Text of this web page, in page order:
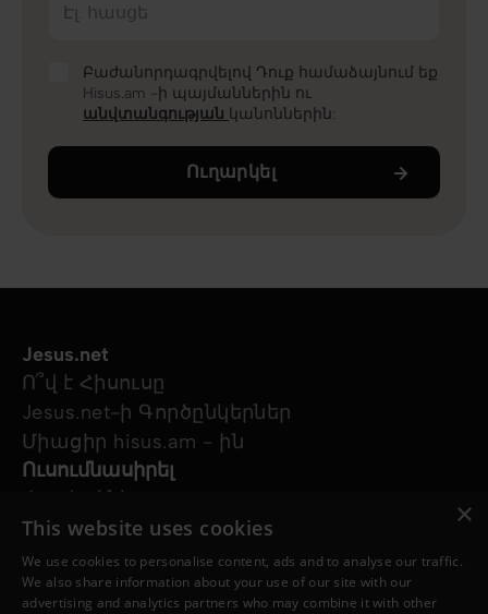
Էլ. հասցե
Բաժանորդագրվելով Դուք համաձայնում եք
Hisus.am -ի պայմաններին ու
անվտանգության կանոններին:
Ուղարկել
Jesus.net
Ո՞վ է Հիսուսը
Jesus.net-ի Գործընկերներ
Միացիր hisus.am - ին
Ուսումնասիրել
Հոդվածներ
Տեսանյութեր
Մեր նախագծերը
Ես հարց ունեմ
×
This website uses cookies
We use cookies to personalise content, ads and to analyse our traffic.
We also share information about your use of our site with our
advertising and analytics partners who may combine it with other